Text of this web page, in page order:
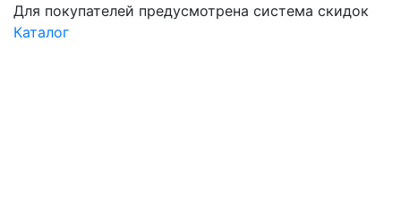
Для покупателей предусмотрена система скидок
Каталог